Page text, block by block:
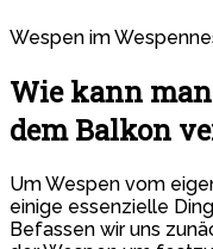
Wespen im
Wie kann
dem Balkon
Um Wespen vom
einige essenzielle
Befassen wir uns